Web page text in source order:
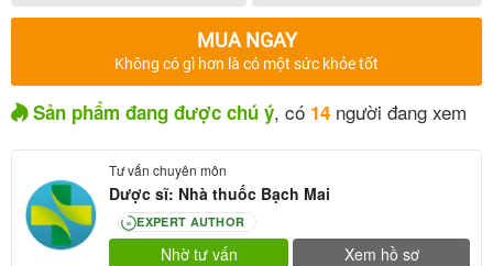
MUA NGAY
Không có gì hơn là có một sức khỏe tốt
Sản phẩm đang được chú ý, có 14 người đang xem
Tư vấn chuyên môn
Dược sĩ: Nhà thuốc Bạch Mai
80 EXPERT AUTHOR
Nhờ tư vấn Xem hồ sơ